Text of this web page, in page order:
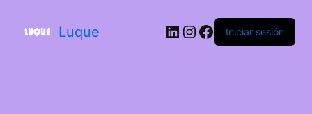
Luque Iniciar sesión